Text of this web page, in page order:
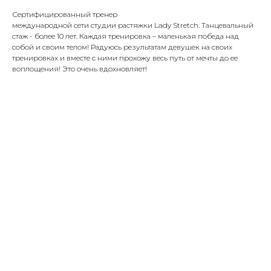
Сертифицированный тренер
международной сети студии растяжки Lady Stretch. Танцевальный
стаж - более 10 лет. Каждая тренировка – маленькая победа над
собой и своим телом! Радуюсь результатам девушек на своих
тренировках и вместе с ними прохожу весь путь от мечты до ее
воплощения! Это очень вдохновляет!